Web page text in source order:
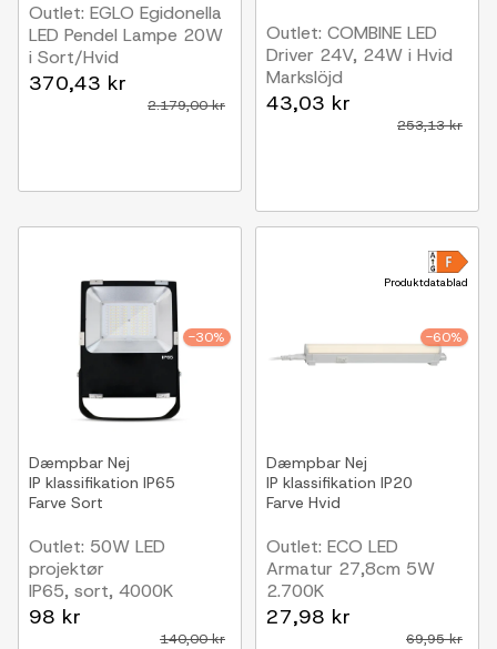
Outlet: EGLO Egidonella
LED Pendel Lampe 20W
i Sort/Hvid
370,43 kr
2.179,00 kr
Outlet: COMBINE LED
Driver 24V, 24W i Hvid
Markslöjd
43,03 kr
253,13 kr
-30%
Dæmpbar Nej
IP klassifikation IP65
Farve Sort
Outlet: 50W LED
projektør
IP65, sort, 4000K
98 kr
140,00 kr
Produktdatablad
-60%
Dæmpbar Nej
IP klassifikation IP20
Farve Hvid
Outlet: ECO LED
Armatur 27,8cm 5W
2.700K
Nielsen Light
27,98 kr
69,95 kr